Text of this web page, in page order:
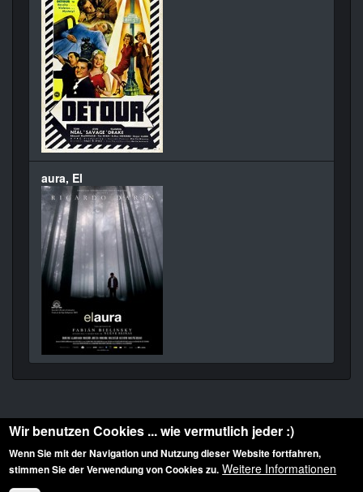
aura, El
Diese Website ist urheberrechtlich geschützt: © 2010-2026 der Film Noir de. Alle
Rechte vorbehalten.
Wir benutzen Cookies ... wie vermutlich jeder :)
Wenn Sie mit der Navigation und Nutzung dieser Website fortfahren,
stimmen Sie der Verwendung von Cookies zu. Weitere Informationen